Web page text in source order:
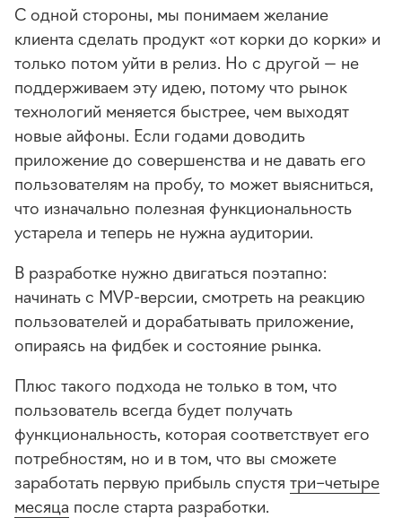
С одной стороны, мы понимаем желание
клиента сделать продукт «от корки до корки» и
только потом уйти в релиз. Но с другой — не
поддерживаем эту идею, потому что рынок
технологий меняется быстрее, чем выходят
новые айфоны. Если годами доводить
приложение до совершенства и не давать его
пользователям на пробу, то может выясниться,
что изначально полезная функциональность
устарела и теперь не нужна аудитории.
В разработке нужно двигаться поэтапно:
начинать с MVP-версии, смотреть на реакцию
пользователей и дорабатывать приложение,
опираясь на фидбек и состояние рынка.
Плюс такого подхода не только в том, что
пользователь всегда будет получать
функциональность, которая соответствует его
потребностям, но и в том, что вы сможете
заработать первую прибыль спустя три–четыре
месяца после старта разработки.